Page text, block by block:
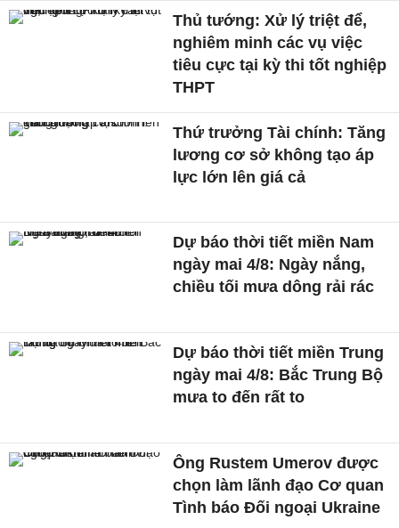
Thủ tướng: Xử lý triệt để,
nghiêm minh các vụ việc
tiêu cực tại kỳ thi tốt nghiệp
THPT
Thứ trưởng Tài chính: Tăng
lương cơ sở không tạo áp
lực lớn lên giá cả
Dự báo thời tiết miền Nam
ngày mai 4/8: Ngày nắng,
chiều tối mưa dông rải rác
Dự báo thời tiết miền Trung
ngày mai 4/8: Bắc Trung Bộ
mưa to đến rất to
Ông Rustem Umerov được
chọn làm lãnh đạo Cơ quan
Tình báo Đối ngoại Ukraine